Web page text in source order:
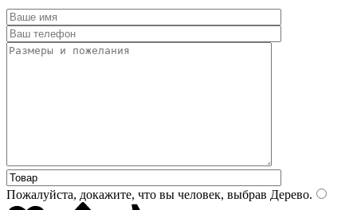
Пожалуйста, докажите, что вы человек, выбрав Дерево.